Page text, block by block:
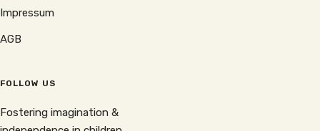
Impressum
AGB
FOLLOW US
Fostering imagination &